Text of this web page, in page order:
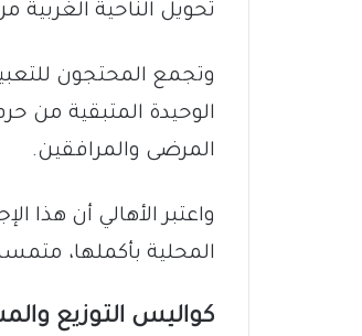
تحويل الناحية
وتجمع المحتجون
الوحيدة المتبقية من
المرضى والمرافقين.
واعتبر الأهالي أن هذا
المحلية بأكملها،
​كواليس التوزيع